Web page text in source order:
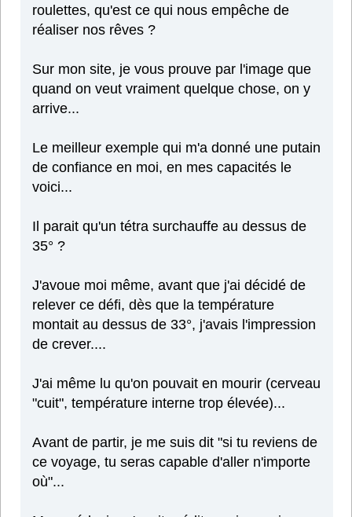
roulettes, qu'est ce qui nous empêche de
réaliser nos rêves ?
Sur mon site, je vous prouve par l'image que
quand on veut vraiment quelque chose, on y
arrive...
Le meilleur exemple qui m'a donné une putain
de confiance en moi, en mes capacités le
voici...
Il parait qu'un tétra surchauffe au dessus de
35° ?
J'avoue moi même, avant que j'ai décidé de
relever ce défi, dès que la température
montait au dessus de 33°, j'avais l'impression
de crever....
J'ai même lu qu'on pouvait en mourir (cerveau
"cuit", température interne trop élevée)...
Avant de partir, je me suis dit "si tu reviens de
ce voyage, tu seras capable d'aller n'importe
où"...